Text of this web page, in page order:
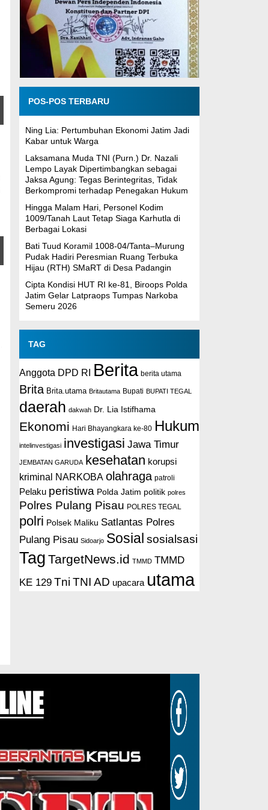
POS-POS TERBARU
Ning Lia: Pertumbuhan Ekonomi Jatim Jadi
Kabar untuk Warga
Laksamana Muda TNI (Purn.) Dr. Nazali
Lempo Layak Dipertimbangkan sebagai
Jaksa Agung: Tegas Berintegritas, Tidak
Berkompromi terhadap Penegakan Hukum
Hingga Malam Hari, Personel Kodim
1009/Tanah Laut Tetap Siaga Karhutla di
Berbagai Lokasi
Bati Tuud Koramil 1008-04/Tanta–Murung
Pudak Hadiri Peresmian Ruang Terbuka
Hijau (RTH) SMaRT di Desa Padangin
Cipta Kondisi HUT RI ke-81, Biroops Polda
Jatim Gelar Latpraops Tumpas Narkoba
Semeru 2026
TAG
Anggota DPD RI Berita berita utama
Brita Brita.utama Britautama Bupati BUPATI TEGAL
daerah dakwah Dr. Lia Istifhama
Ekonomi Hari Bhayangkara ke-80 Hukum
intelinvestigasi investigasi Jawa Timur
JEMBATAN GARUDA kesehatan korupsi
kriminal NARKOBA olahraga patroli
Pelaku peristiwa Polda Jatim politik polres
Polres Pulang Pisau POLRES TEGAL
polri Polsek Maliku Satlantas Polres
Pulang Pisau Sidoarjo Sosial sosialsasi
Tag TargetNews.id TMMD TMMD
KE 129 Tni TNI AD upacara utama